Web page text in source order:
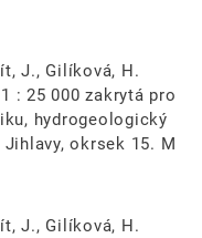
J., Gilíková, H.
: 25 000 zakrytá pro
hydrogeologický
okrsek 15. M
J., Gilíková, H.